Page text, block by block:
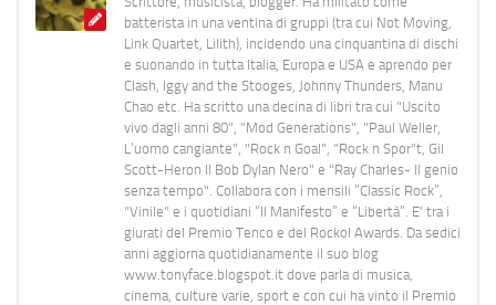
batterista in una ventina di gruppi (tra cui Not Moving,
Link Quartet, Lilith), incidendo una cinquantina di dischi
e suonando in tutta Italia, Europa e USA e aprendo per
Clash, Iggy and the Stooges, Johnny Thunders, Manu
Chao etc. Ha scritto una decina di libri tra cui "Uscito
vivo dagli anni 80", "Mod Generations", "Paul Weller,
L’uomo cangiante", "Rock n Goal", "Rock n Spor"t, Gil
Scott-Heron Il Bob Dylan Nero" e "Ray Charles- Il genio
senza tempo". Collabora con i mensili “Classic Rock”,
"Vinile" e i quotidiani “Il Manifesto” e “Libertà”. E' tra i
giurati del Premio Tenco e del Rockol Awards. Da sedici
anni aggiorna quotidianamente il suo blog
www.tonyface.blogspot.it dove parla di musica,
cinema, culture varie, sport e con cui ha vinto il Premio